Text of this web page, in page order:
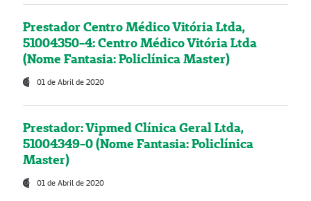
Prestador Centro Médico Vitória Ltda,
51004350-4: Centro Médico Vitória Ltda
(Nome Fantasia: Policlínica Master)
01 de Abril de 2020
Prestador: Vipmed Clínica Geral Ltda,
51004349-0 (Nome Fantasia: Policlínica
Master)
01 de Abril de 2020